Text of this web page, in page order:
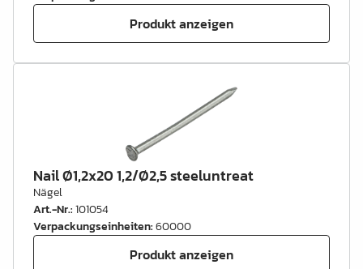
Produkt anzeigen
Nail Ø1,2x20 1,2/Ø2,5 steeluntreat
Nägel
Art.-Nr.:101054
Verpackungseinheiten:60000
Produkt anzeigen